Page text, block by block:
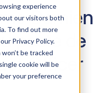
experience
our visitors both
To find out more
Privacy Policy.
be tracked
cookie will be
your preference
Damien
poste de
Officer